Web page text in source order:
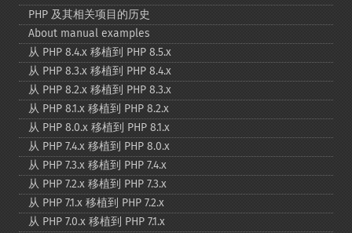
PHP 及其相关项目的历史
About manual examples
从 PHP 8.4.x 移植到 PHP 8.5.x
从 PHP 8.3.x 移植到 PHP 8.4.x
从 PHP 8.2.x 移植到 PHP 8.3.x
从 PHP 8.1.x 移植到 PHP 8.2.x
从 PHP 8.0.x 移植到 PHP 8.1.x
从 PHP 7.4.x 移植到 PHP 8.0.x
从 PHP 7.3.x 移植到 PHP 7.4.x
从 PHP 7.2.x 移植到 PHP 7.3.x
从 PHP 7.1.x 移植到 PHP 7.2.x
从 PHP 7.0.x 移植到 PHP 7.1.x